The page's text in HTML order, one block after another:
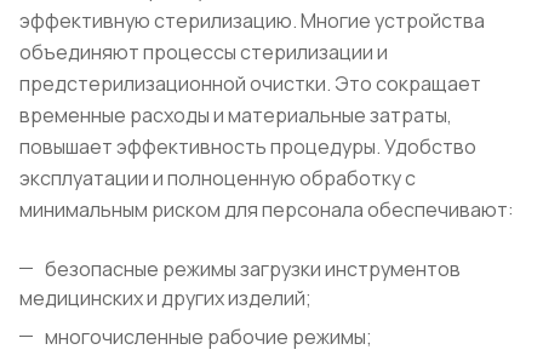
эффективную стерилизацию. Многие устройства
объединяют процессы стерилизации и
предстерилизационной очистки. Это сокращает
временные расходы и материальные затраты,
повышает эффективность процедуры. Удобство
эксплуатации и полноценную обработку с
минимальным риском для персонала обеспечивают:
безопасные режимы загрузки инструментов
медицинских и других изделий;
многочисленные рабочие режимы;